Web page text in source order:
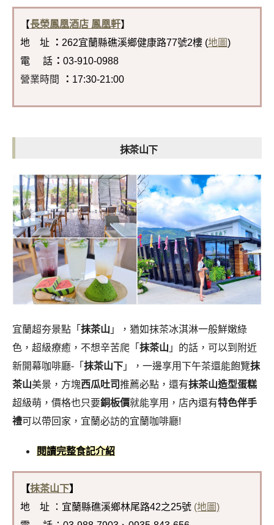
【長榮鳳凰酒店 鳳凰軒】
地 址 ： 262宜蘭縣礁溪鄉健康路77號2樓 (地圖)
電 話 ：03-910-0988
營業時間
： 17:30-21:00
抹茶山下
宜蘭超夯景點「 抹茶山 」，猶如抹茶冰淇淋一般鮮嫩綠
色，超級療癒，不想辛苦爬「 抹茶山 」的話，可以到附近
新開幕咖啡廳-「 抹茶山下 」，一邊享用下午茶還能飽覽抹
茶山美景，方塊西瓜吐司推薦必點，還有抹茶山造型蛋糕
超級萌，價格也只要銅板價就能享用，店內還有特色伴手
禮可以帶回家，宜蘭必訪的宜蘭咖啡廳!
閱讀完整食記介紹
【抹茶山下】
地 址 ：宜蘭縣礁溪鄉林尾路42之25號 (地圖)